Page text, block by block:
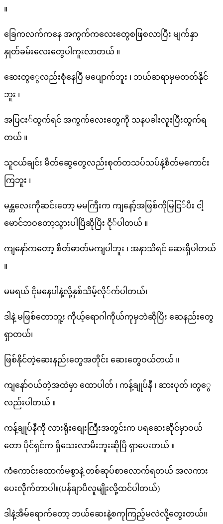
။
ခြေကလက်ကနေ အကွက်ကလေးတွေစဖြစလာပြီး မျက်နှာ
နှုတ်ခမ်းလေးတွေပါကူးလာတယ် ။
ဆေးတွွေလည်းစုံနေပြီ မပျောက်ဘူး ၊ ဘယ်ဆရာမှမတတ်နိုင်
ဘူး ၊
အပြငး်ထွက်ရင် အကွက်လေးတွေကို သနပခါးလူးပြီးထွက်ရ
တယ် ။
သူငယ်ချင်း မိိတ်ဆွေတွေလည်းစုတ်တသပ်သပ်နဲ့စိတ်မကောင်း
ကြဘူး ၊
မန္တလေးကိိုဆင်းတော့ မမကြီးက ကျနော့်အဖြစ်ကိုမြငြ်ပီး ငါ့
မောင်ဘဝတော့သွားပါပြိဆိုပြိး ငို်ပါတယ် ။
ကျနော်ကတော့ စိိတ်ဓာတ်မကျပါဘူး ၊ အနာသိရင် ဆေးရှိိပါတယ်
။
မမရယ် ငိုမနေပါနဲ့လို့နှစ်သိမ့်လို််က်ပါတယ်၊
ဒါနဲ့ မဖြစ်တောဘူ့း ကိိုယ့်ရောဂါကိုယ်ကုမှဘဲဆိုပြိး ဆေနည်းတွေ
ရှာတယ်၊
ဖြစ်နိုင်တဲ့ဆေးနည်းတွေအတိုင်း ဆေးတွေဝယ်တယ် ။
ကျနော်ဝယ်တဲ့အထဲမှာ ထောပါတ် ၊ ကန့်ချုပ်နီ ၊ ဆားပုတ် ၊တွွေ
လည်းပါတယ် ။
ကန့်ချုပ်နီကိို လားရိုးစျေးကြီးအတွင်းက ပရဆေးဆိိုင်မှာဝယ်
တော ပိုင်ရှင်က ရှိသေးလာမီးဘူးဆိုပြိ ရှာပေးတယ် ။
ကံကောင်းထောက်မစွာနဲ့ တစ်ဆုပ်စာလောက်ရတယ်် အလကား
ပေးလိိုက်တာပါ။(ပန်ချာပီလူမျိုးလို့ထင်ပါတယ်)
ဒါနဲ့အိမ်ရောက်တော့ ဘယ်ဆေးနဲ့စကုကြည့်မလဲလို့တွေးတယ်။